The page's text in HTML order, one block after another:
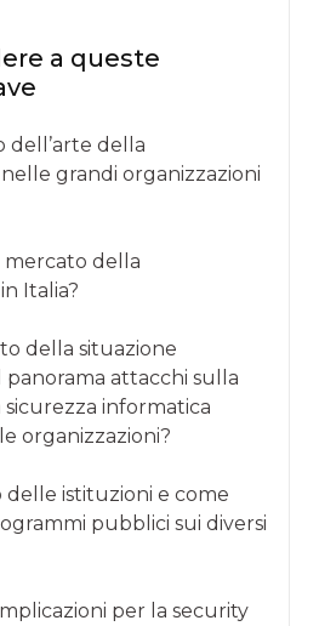
a queste
dell’arte della
grandi organizzazioni
della
Italia?
della situazione
panorama attacchi sulla
informatica
organizzazioni?
istituzioni e come
pubblici sui diversi
per la security